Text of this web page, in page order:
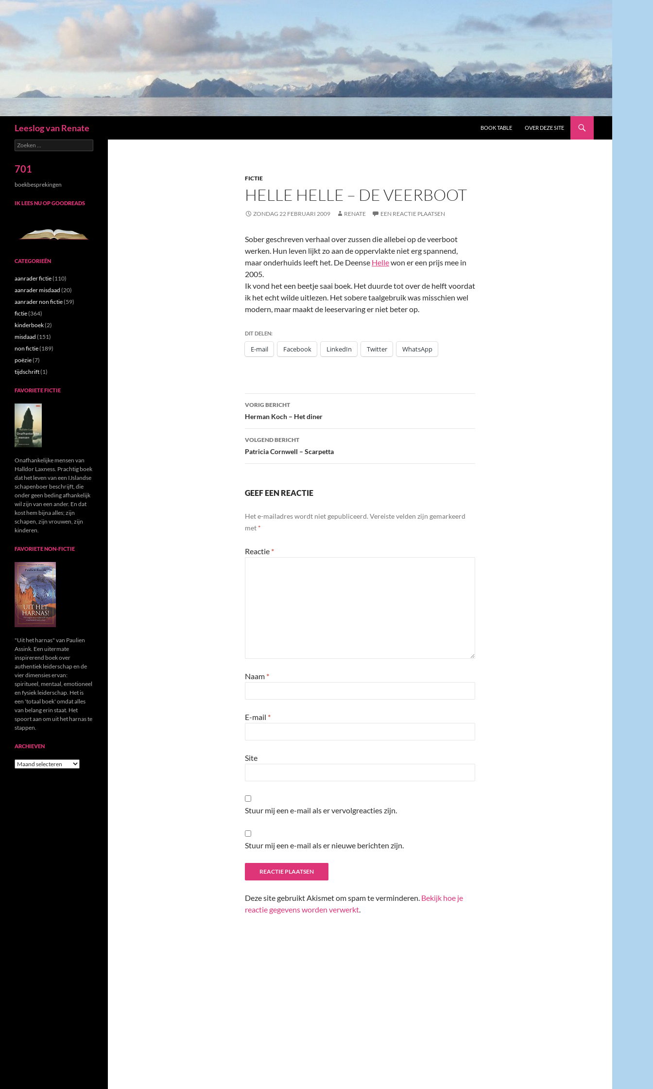
Leeslog van Renate
BOOK TABLE
OVER DEZE SITE
FICTIE
HELLE HELLE – DE VEERBOOT
ZONDAG 22 FEBRUARI 2009 RENATE EEN REACTIE PLAATSEN
Sober geschreven verhaal over zussen die allebei op de veerboot
werken. Hun leven lijkt zo aan de oppervlakte niet erg spannend,
maar onderhuids leeft het. De Deense Hellewon er een prijs mee in
2005.
Ik vond het een beetje saai boek. Het duurde tot over de helft voordat
ik het echt wilde uitlezen. Het sobere taalgebruik was misschien wel
modern, maar maakt de leeservaring er niet beter op.
DIT DELEN:
E-mail Facebook LinkedIn Twitter WhatsApp
Bericht
navigatie
VORIG BERICHT
Herman Koch – Het diner
VOLGEND BERICHT
Patricia Cornwell – Scarpetta
GEEF EEN REACTIE
Het e-mailadres wordt niet gepubliceerd. Vereiste velden zijn gemarkeerd
met *
Reactie *
Naam *
E-mail *
Site
Stuur mij een e-mail als er vervolgreacties zijn.
Stuur mij een e-mail als er nieuwe berichten zijn.
Deze site gebruikt Akismet om spam te verminderen. Bekijk hoe je
reactie gegevens worden verwerkt.
Zoeken
naar:
701
boekbesprekingen
IK LEES NU OP GOODREADS
CATEGORIEËN
aanrader fictie(110)
aanrader misdaad (20)
aanrader non fictie(59)
fictie(364)
kinderboek(2)
misdaad (151)
non fictie(189)
poëzie(7)
tijdschrift(1)
FAVORIETE FICTIE
Onafhankelijke mensen van
Halldor Laxness. Prachtig boek
dat het leven van een IJslandse
schapenboer beschrijft, die
onder geen beding afhankelijk
wil zijn van een ander. En dat
kost hem bijna alles; zijn
schapen, zijn vrouwen, zijn
kinderen.
FAVORIETE NON-FICTIE
"Uit het harnas" van Paulien
Assink. Een uitermate
inspirerend boek over
authentiek leiderschap en de
vier dimensies ervan:
spiritueel, mentaal, emotioneel
en fysiek leiderschap. Het is
een 'totaal boek' omdat alles
van belang erin staat. Het
spoort aan om uit het harnas te
stappen.
ARCHIEVEN
Archieven